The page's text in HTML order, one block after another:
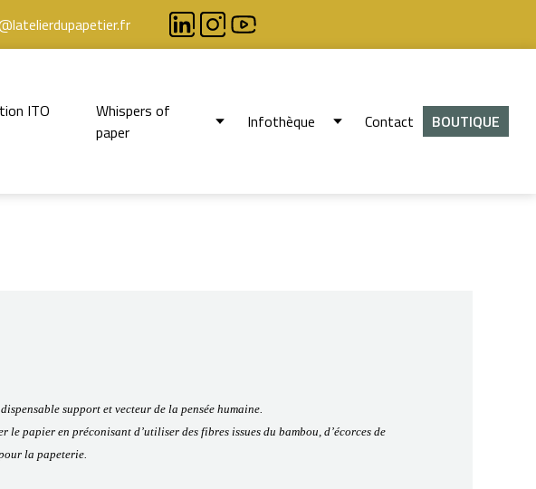
ITO
Whispers of
paper
Infothèque Contact BOUTIQUE
support et vecteur de la pensée humaine.
papier en préconisant d’utiliser des fibres issues du bambou, d’écorces de
la papeterie.